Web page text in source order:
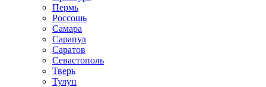
Пермь
Россошь
Самара
Сарапул
Саратов
Севастополь
Тверь
Тулун